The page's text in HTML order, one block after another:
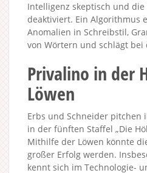
Intelligenz skeptisch und die
deaktiviert. Ein Algorithmus
Anomalien in Schreibstil,
von Wörtern und schlägt bei
Privalino in der
Löwen
Erbs und Schneider pitchen
in der fünften Staffel „Die
Mithilfe der Löwen könnte
großer Erfolg werden.
kennt sich im Technologie-